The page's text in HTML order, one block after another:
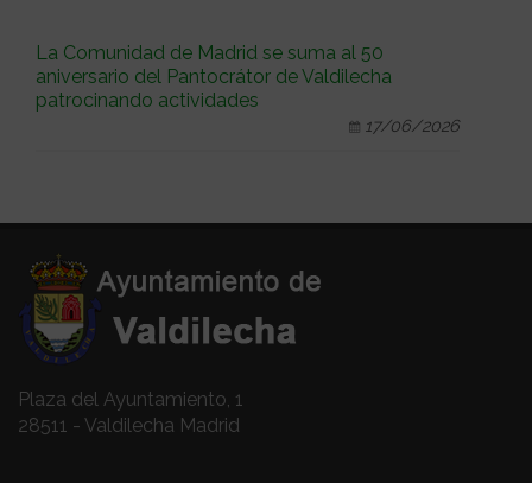
La Comunidad de Madrid se suma al 50
aniversario del Pantocrátor de Valdilecha
patrocinando actividades
17/06/2026
Plaza del Ayuntamiento, 1
28511 - Valdilecha Madrid